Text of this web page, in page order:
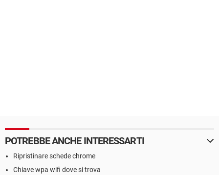
POTREBBE ANCHE INTERESSARTI
Ripristinare schede chrome
Chiave wpa wifi dove si trova